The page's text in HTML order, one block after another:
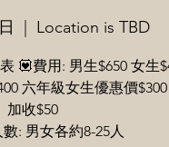
Location is TBD
💟​費用: 男生$650 女生
六年級女生優惠價
加收$50
: 男女各約8-25人